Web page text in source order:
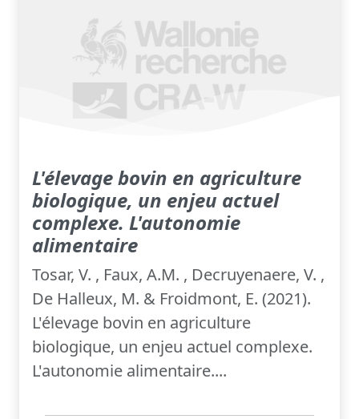
L'élevage bovin en agriculture
biologique, un enjeu actuel
complexe. L'autonomie
alimentaire
Tosar, V. , Faux, A.M. , Decruyenaere, V. ,
De Halleux, M. & Froidmont, E. (2021).
L'élevage bovin en agriculture
biologique, un enjeu actuel complexe.
L'autonomie alimentaire....